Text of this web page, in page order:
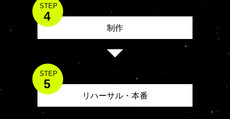
STEP
4
制作
STEP
5
リハーサル・本番